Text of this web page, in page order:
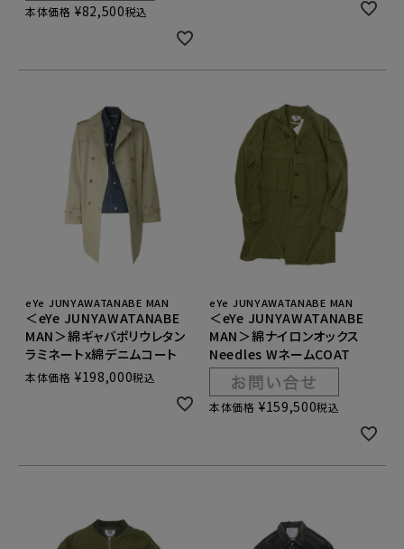
本体価格 ¥82,500税込
eYe JUNYAWATANABE MAN
＜eYe JUNYAWATANABE
MAN＞綿ギャバポリウレタン
ラミネートx綿デニムコート
本体価格 ¥198,000税込
eYe JUNYAWATANABE MAN
＜eYe JUNYAWATANABE
MAN＞綿ナイロンオックス
Needles WネームCOAT
本体価格 ¥159,500税込